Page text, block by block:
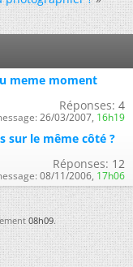
meme moment
Réponses: 4
26/03/2007, 16h19
sur le même côté ?
Réponses: 12
08/11/2006, 17h06
08h09.